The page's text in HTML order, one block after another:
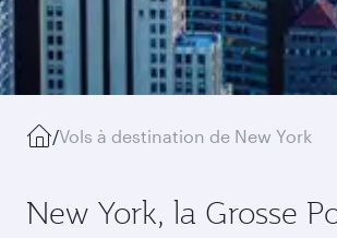
/Vols à destination de New York
New York, la Grosse